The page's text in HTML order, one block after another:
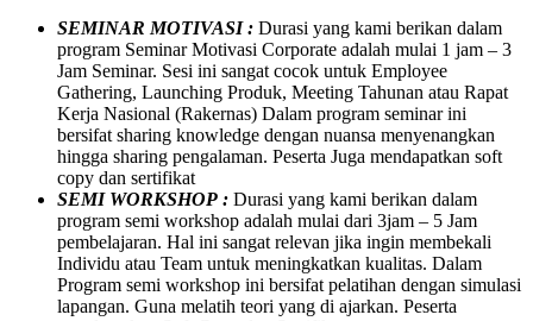
SEMINAR MOTIVASI : Durasi yang kami berikan dalam
program Seminar Motivasi Corporate adalah mulai 1 jam – 3
Jam Seminar. Sesi ini sangat cocok untuk Employee
Gathering, Launching Produk, Meeting Tahunan atau Rapat
Kerja Nasional (Rakernas) Dalam program seminar ini
bersifat sharing knowledge dengan nuansa menyenangkan
hingga sharing pengalaman. Peserta Juga mendapatkan soft
copy dan sertifikat
SEMI WORKSHOP : Durasi yang kami berikan dalam
program semi workshop adalah mulai dari 3jam – 5 Jam
pembelajaran. Hal ini sangat relevan jika ingin membekali
Individu atau Team untuk meningkatkan kualitas. Dalam
Program semi workshop ini bersifat pelatihan dengan simulasi
lapangan. Guna melatih teori yang di ajarkan. Peserta